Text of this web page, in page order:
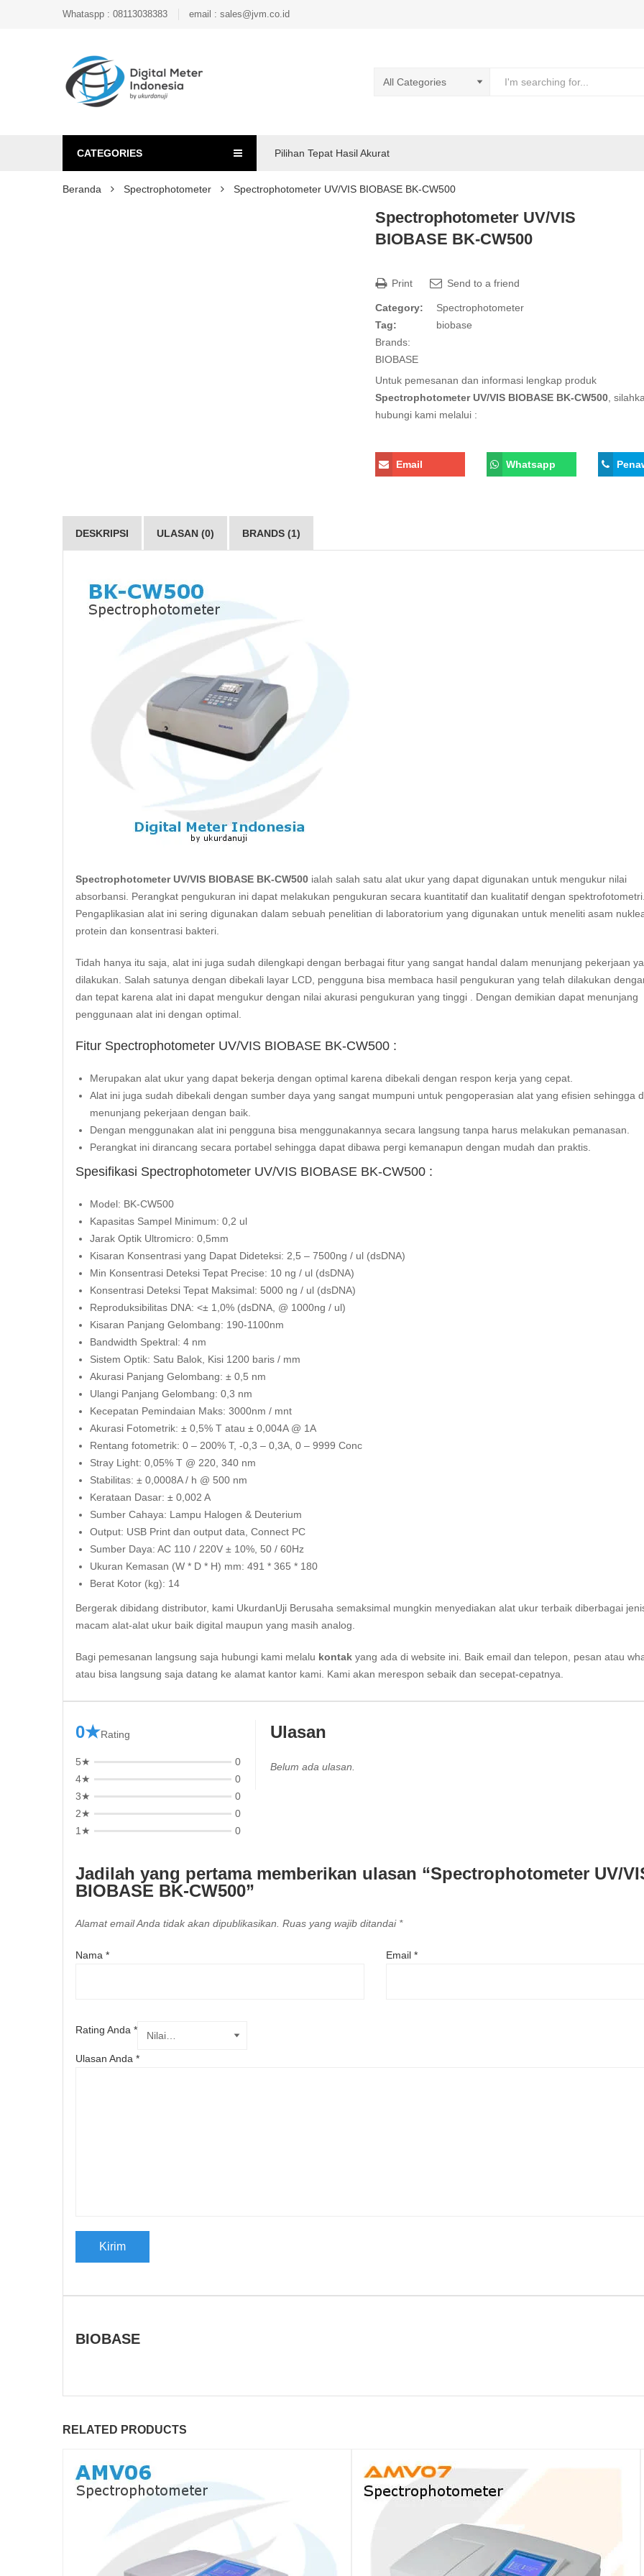
Whataspp : 08113038383 email : sales@jvm.co.id
CATEGORIES Pilihan Tepat Hasil Akurat
Beranda Spectrophotometer Spectrophotometer UV/VIS BIOBASE BK-CW500
Spectrophotometer UV/VIS
BIOBASE BK-CW500
Print Send to a friend
Category:
Spectrophotometer
Tag:
biobase
Brands:
BIOBASE
Untuk pemesanan dan informasi lengkap produk
Spectrophotometer UV/VIS BIOBASE BK-CW500 ,
hubungi kami melalui :
Email Whatsapp
DESKRIPSI ULASAN (0) BRANDS (1)
Spectrophotometer UV/VIS BIOBASE BK-CW500 ialah salah satu alat ukur yang dapat digunakan untuk mengukur nilai
absorbansi . Perangkat pengukuran ini dapat melakukan pengukuran secara kuantitatif dan kualitatif dengan spektrofotometri.
Pengaplikasian alat ini sering digunakan dalam sebuah penelitian di laboratorium yang digunakan untuk meneliti asam
protein dan konsentrasi bakteri.
Tidah hanya itu saja, alat ini juga sudah dilengkapi dengan berbagai fitur yang sangat handal dalam menunjang pekerjaan
dilakukan. Salah satunya dengan dibekali layar LCD , pengguna bisa membaca hasil pengukuran yang telah dilakukan
dan tepat karena alat ini dapat mengukur dengan nilai akurasi pengukuran yang tinggi . Dengan demikian dapat menunjang
penggunaan alat ini dengan optimal.
Fitur Spectrophotometer UV/VIS BIOBASE BK-CW500 :
Merupakan alat ukur yang dapat bekerja dengan optimal karena dibekali dengan respon kerja yang cepat.
Alat ini juga sudah dibekali dengan sumber daya yang sangat mumpuni untuk pengoperasian alat yang efisien sehingga
menunjang pekerjaan dengan baik.
Dengan menggunakan alat ini pengguna bisa menggunakannya secara langsung tanpa harus melakukan pemanasan.
Perangkat ini dirancang secara portabel sehingga dapat dibawa pergi kemanapun dengan mudah dan praktis.
Spesifikasi Spectrophotometer UV/VIS BIOBASE BK-CW500 :
Model: BK-CW500
Kapasitas Sampel Minimum: 0,2 ul
Jarak Optik Ultromicro: 0,5mm
Kisaran Konsentrasi yang Dapat Dideteksi: 2,5 – 7500ng / ul (dsDNA)
Min Konsentrasi Deteksi Tepat Precise: 10 ng / ul (dsDNA)
Konsentrasi Deteksi Tepat Maksimal: 5000 ng / ul (dsDNA)
Reproduksibilitas DNA: <± 1,0% (dsDNA, @ 1000ng / ul)
Kisaran Panjang Gelombang: 190-1100nm
Bandwidth Spektral: 4 nm
Sistem Optik: Satu Balok, Kisi 1200 baris / mm
Akurasi Panjang Gelombang: ± 0,5 nm
Ulangi Panjang Gelombang: 0,3 nm
Kecepatan Pemindaian Maks: 3000nm / mnt
Akurasi Fotometrik: ± 0,5% T atau ± 0,004A @ 1A
Rentang fotometrik: 0 – 200% T, -0,3 – 0,3A, 0 – 9999 Conc
Stray Light: 0,05% T @ 220, 340 nm
Stabilitas: ± 0,0008A / h @ 500 nm
Kerataan Dasar: ± 0,002 A
Sumber Cahaya: Lampu Halogen & Deuterium
Output: USB Print dan output data, Connect PC
Sumber Daya: AC 110 / 220V ± 10%, 50 / 60Hz
Ukuran Kemasan (W * D * H) mm: 491 * 365 * 180
Berat Kotor (kg): 14
Bergerak dibidang distributor, kami UkurdanUji Berusaha semaksimal mungkin menyediakan alat ukur terbaik diberbagai
macam alat-alat ukur baik digital maupun yang masih analog.
Bagi pemesanan langsung saja hubungi kami melalu kontak yang ada di website ini. Baik email dan telepon, pesan atau
atau bisa langsung saja datang ke alamat kantor kami. Kami akan merespon sebaik dan secepat-cepatnya.
0★Rating
5★
0
4★
0
3★
0
2★
0
1★
0
Ulasan
Belum ada ulasan.
Jadilah yang pertama memberikan ulasan “Spectrophotometer UV/
BIOBASE BK-CW500”
Alamat email Anda tidak akan dipublikasikan. Ruas yang wajib ditandai *
Nama * Email *
Rating Anda *
Ulasan Anda *
BIOBASE
RELATED PRODUCTS